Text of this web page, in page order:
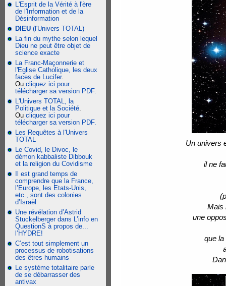
L'Esprit de la Vérité à l'ère
de l'Information et de la
Désinformation
DIEU (l'Univers TOTAL)
La fin du mythe selon lequel
Dieu ne peut être objet de
science exacte
La Franc-Maçonnerie et
l'Eglise Catholique, les deux
faces de Lucifer.
Ou cliquez ici pour
télécharger sa version PDF.
L'Univers TOTAL, la
Politique et la Société.
Ou cliquez ici pour
télécharger sa version PDF.
Les Requêtes à l'Univers
TOTAL
Le Covid, le Divoc, le
démon kabbaliste Dibbouk
et la religion du Covidisme
Il est grand temps de
comprendre que la France,
l’Europe, les Etats-Unis,
etc., sont des colonies
d’Israël
Une révélation d’Astrid
Stuckelberger dans L’info en
QuestionS à propos de...
l’HYDRE!
C’est tout simplement un
processus de robotisations
des êtres humains
Le système totalitaire parle
de se débarrasser des
antivax
Un univers
il ne
Mais
une
que